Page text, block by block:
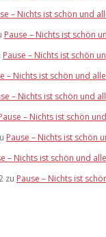
– Nichts ist schön und
Pause – Nichts ist schön
Pause – Nichts ist schön
– Nichts ist schön und
– Nichts ist schön und
– Nichts ist schön
Pause – Nichts ist schön
– Nichts ist schön und
zu Pause – Nichts ist